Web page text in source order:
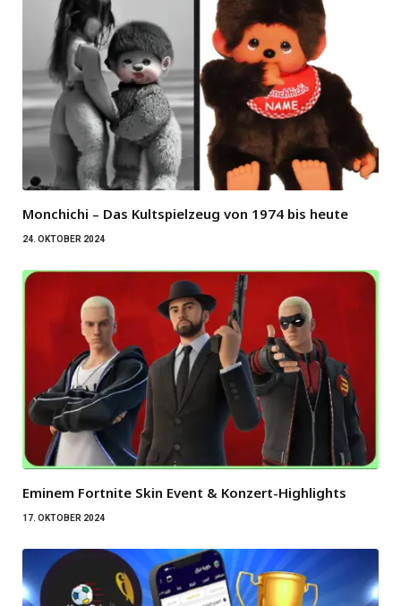
Monchichi – Das Kultspielzeug von 1974 bis heute
24. OKTOBER 2024
Eminem Fortnite Skin Event & Konzert-Highlights
17. OKTOBER 2024